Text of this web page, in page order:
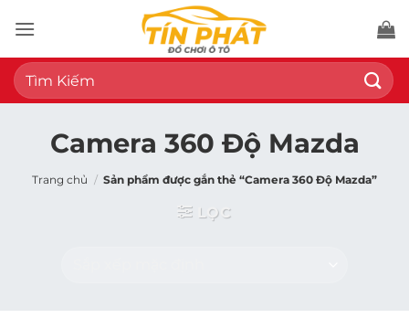
qua
nội
dung
Tìm
kiếm:
Camera 360 Độ Mazda
Trang chủ / Sản phẩm được gắn thẻ “Camera 360 Độ Mazda”
LỌC